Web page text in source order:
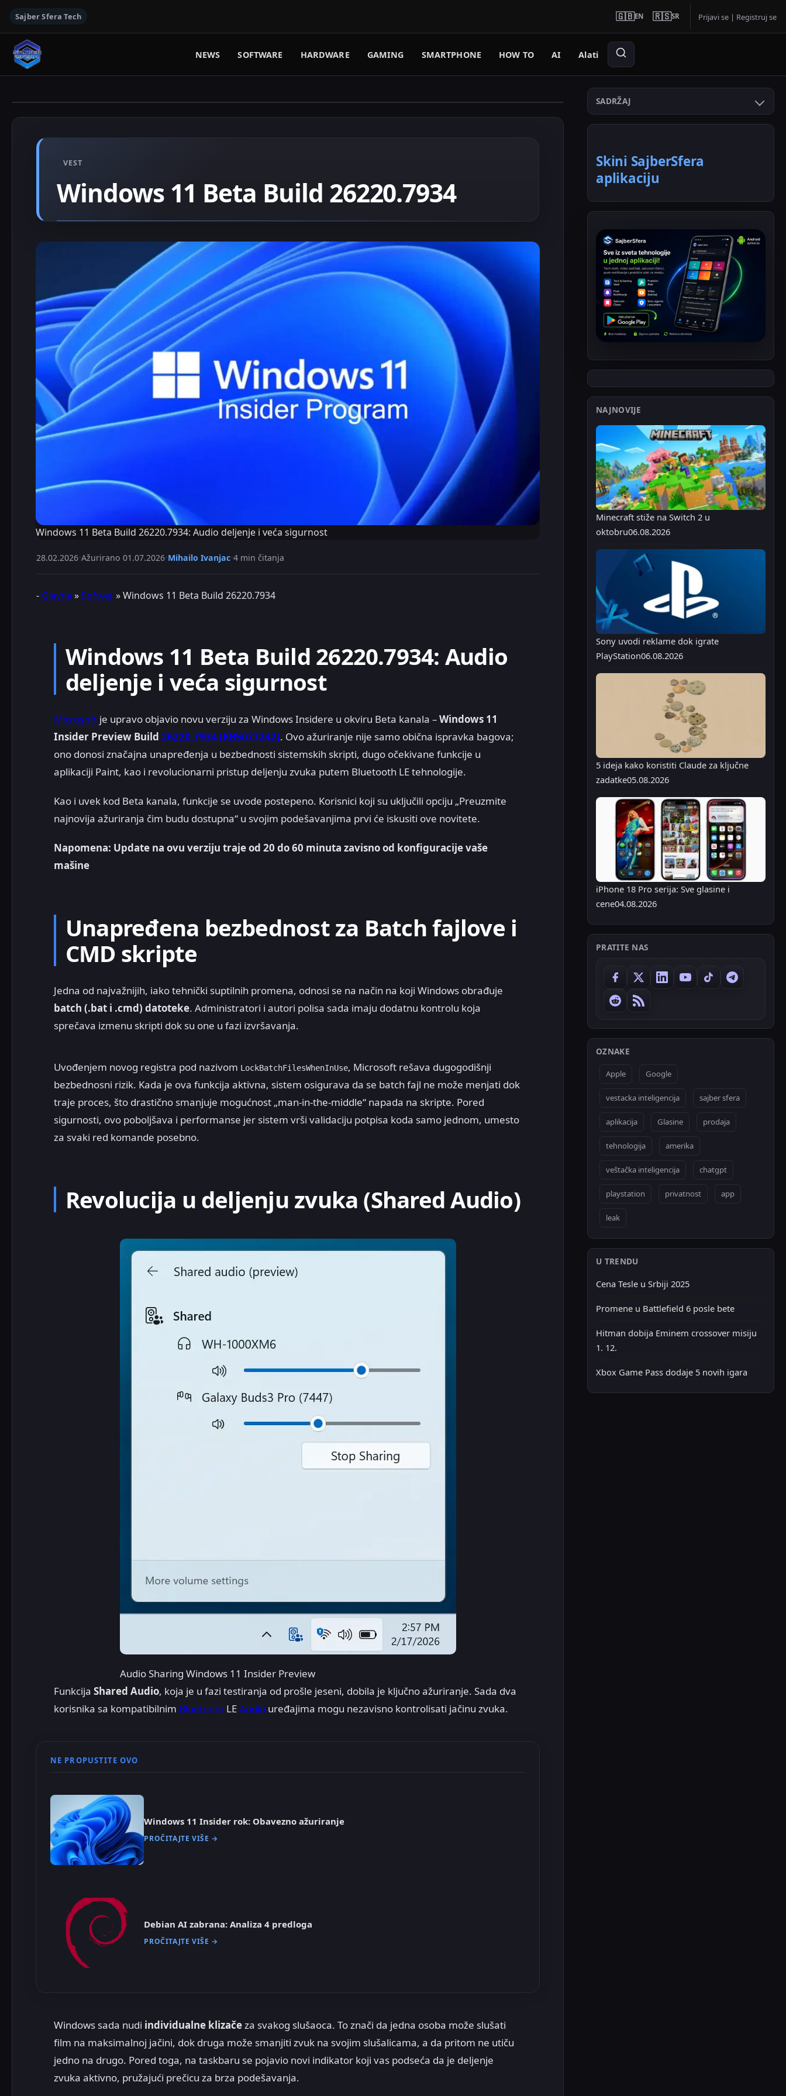
Sajber Sfera Tech 🇬🇧EN 🇷🇸SR Prijavi se | Registruj se
NEWS SOFTWARE HARDWARE GAMING SMARTPHONE HOW TO AI Alati
VEST
Windows 11 Beta Build 26220.7934
Windows 11 Beta Build 26220.7934: Audio deljenje i veća sigurnost
28.02.2026 Ažurirano 01.07.2026 Mihailo Ivanjac 4 min čitanja
- Glavna »Softver»Windows 11 Beta Build 26220.7934
Windows 11 Beta Build 26220.7934: Audio
deljenje i veća sigurnost
Microsoft je upravo objavio novu verziju za Windows Insidere u okviru Beta kanala –Windows 11
Insider Preview Build 26220.7934 (KB5077242). Ovo ažuriranje nije samo obična ispravka bagova;
ono donosi značajna unapređenja u bezbednosti sistemskih skripti, dugo očekivane funkcije u
aplikaciji Paint, kao i revolucionarni pristup deljenju zvuka putem Bluetooth LE tehnologije.
Kao i uvek kod Beta kanala, funkcije se uvode postepeno. Korisnici koji su uključili opciju „Preuzmite
najnovija ažuriranja čim budu dostupna“ u svojim podešavanjima prvi će iskusiti ove novitete.
Napomena: Update na ovu verziju traje od 20 do 60 minuta zavisno od konfiguracije vaše
mašine
Unapređena bezbednost za Batch fajlove i
CMD skripte
Jedna od najvažnijih, iako tehnički suptilnih promena, odnosi se na način na koji Windows obrađuje
batch (.bat i .cmd) datoteke. Administratori i autori polisa sada imaju dodatnu kontrolu koja
sprečava izmenu skripti dok su one u fazi izvršavanja.
Uvođenjem novog registra pod nazivom LockBatchFilesWhenInUse, Microsoft rešava dugogodišnji
bezbednosni rizik. Kada je ova funkcija aktivna, sistem osigurava da se batch fajl ne može menjati dok
traje proces, što drastično smanjuje mogućnost „man-in-the-middle“ napada na skripte. Pored
sigurnosti, ovo poboljšava i performanse jer sistem vrši validaciju potpisa koda samo jednom, umesto
za svaki red komande posebno.
Revolucija u deljenju zvuka (Shared Audio)
Audio Sharing Windows 11 Insider Preview
Funkcija Shared Audio, koja je u fazi testiranja od prošle jeseni, dobila je ključno ažuriranje. Sada dva
korisnika sa kompatibilnim Bluetooth LEAudio uređajima mogu nezavisno kontrolisati jačinu zvuka.
NE PROPUSTITE OVO
Windows 11 Insider rok: Obavezno ažuriranje
PROČITAJTE VIŠE →
Debian AI zabrana: Analiza 4 predloga
PROČITAJTE VIŠE →
Windows sada nudi individualne klizačeza svakog slušaoca. To znači da jedna osoba može slušati
film na maksimalnoj jačini, dok druga može smanjiti zvuk na svojim slušalicama, a da pritom ne utiču
jedno na drugo. Pored toga, na taskbaru se pojavio novi indikator koji vas podseća da je deljenje
zvuka aktivno, pružajući prečicu za brza podešavanja.
SADRŽAJ
Skini SajberSfera
aplikaciju
NAJNOVIJE
Minecraft stiže na Switch 2 u
oktobru06.08.2026
Sony uvodi reklame dok igrate
PlayStation06.08.2026
5 ideja kako koristiti Claude za ključne
zadatke05.08.2026
iPhone 18 Pro serija: Sve glasine i
cene04.08.2026
PRATITE NAS
OZNAKE
Apple Google
vestacka inteligencija sajber sfera
aplikacija Glasine prodaja
tehnologija amerika
veštačka inteligencija chatgpt
playstation privatnost app
leak
U TRENDU
Cena Tesle u Srbiji 2025
Promene u Battlefield 6 posle bete
Hitman dobija Eminem crossover misiju
1. 12.
Xbox Game Pass dodaje 5 novih igara